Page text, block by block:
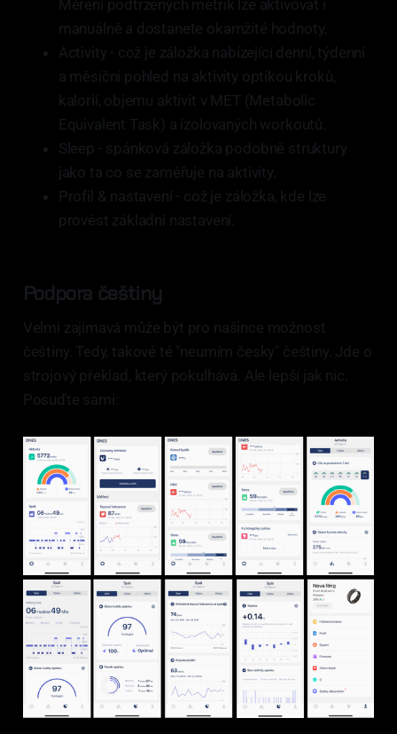
Měření podtržených metrik lze aktivovat i
manuálně a dostanete okamžité hodnoty.
Activity - což je záložka nabízející denní, týdenní
a měsíční pohled na aktivity optikou kroků,
kalorií, objemu aktivit v MET (Metabolic
Equivalent Task) a izolovaných workoutů.
Sleep - spánková záložka podobně struktury
jako ta co se zaměřuje na aktivity.
Profil & nastavení - což je záložka, kde lze
provést základní nastavení.
Podpora češtiny
Velmi zajímavá může být pro našince možnost
češtiny. Tedy, takové té "neumím česky" češtiny. Jde o
strojový překlad, který pokulhává. Ale lepší jak nic.
Posuďte sami: